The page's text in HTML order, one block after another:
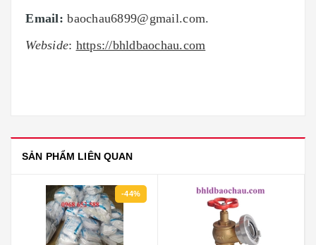
Email: baochau6899@gmail.com.
Webside: https://bhldbaochau.com
SẢN PHẨM LIÊN QUAN
-44%